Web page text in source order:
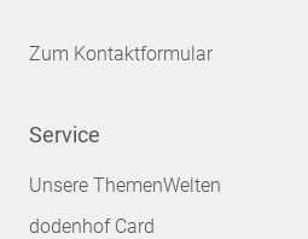
Zum Kontaktformular
Service
Unsere ThemenWelten
dodenhof Card